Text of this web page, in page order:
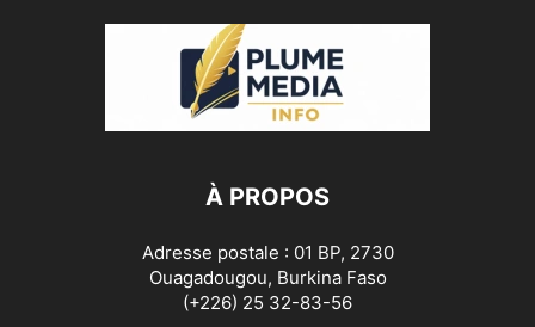
À PROPOS
Adresse postale : 01 BP, 2730
Ouagadougou, Burkina Faso
(+226) 25 32-83-56